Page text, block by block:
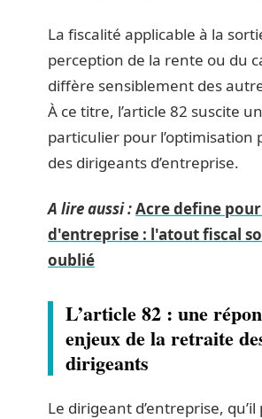
La fiscalité applicable à la
perception de la rente ou du
diffère sensiblement des
À ce titre, l’article 82 suscite
particulier pour l’optimisation
des dirigeants d’entreprise.
A lire aussi :Acre define
d'entreprise : l'atout fiscal
oublié
L’article 82 : une
enjeux de la retraite
dirigeants
Le dirigeant d’entreprise,